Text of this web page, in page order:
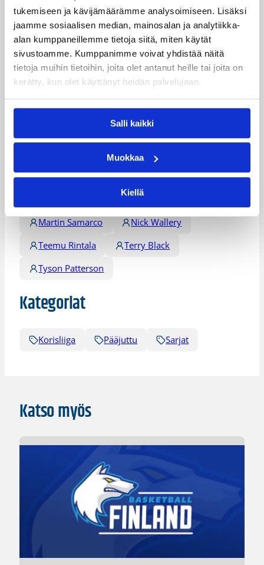
tukemiseen ja kävijämäärämme analysoimiseen. Lisäksi
jaamme sosiaalisen median, mainosalan ja analytiikka-
alan kumppaneillemme tietoja siitä, miten käytät
sivustoamme. Kumppanimme voivat yhdistää näitä
tietoja muihin tietoihin, joita olet antanut heille tai joita on
kerätty, kun olet käyttänyt heidän palvelujaan.
Salli kaikki
Muokkaa
Kiellä
22.12.2007
Henkilöt
Cedric McGowan
Chris Hester
Damion Dantzler
Damon Williams
Iiro Tenngren
Josh Gonner
Kyle Shiloh
Louis Hinnant
Mark McCarroll
Martin Samarco
Nick Wallery
Teemu Rintala
Terry Black
Tyson Patterson
Kategoriat
Korisliiga Pääjuttu Sarjat
Katso myös